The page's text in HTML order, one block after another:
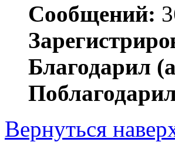
Сообщений:
Благодарил
Вернуться